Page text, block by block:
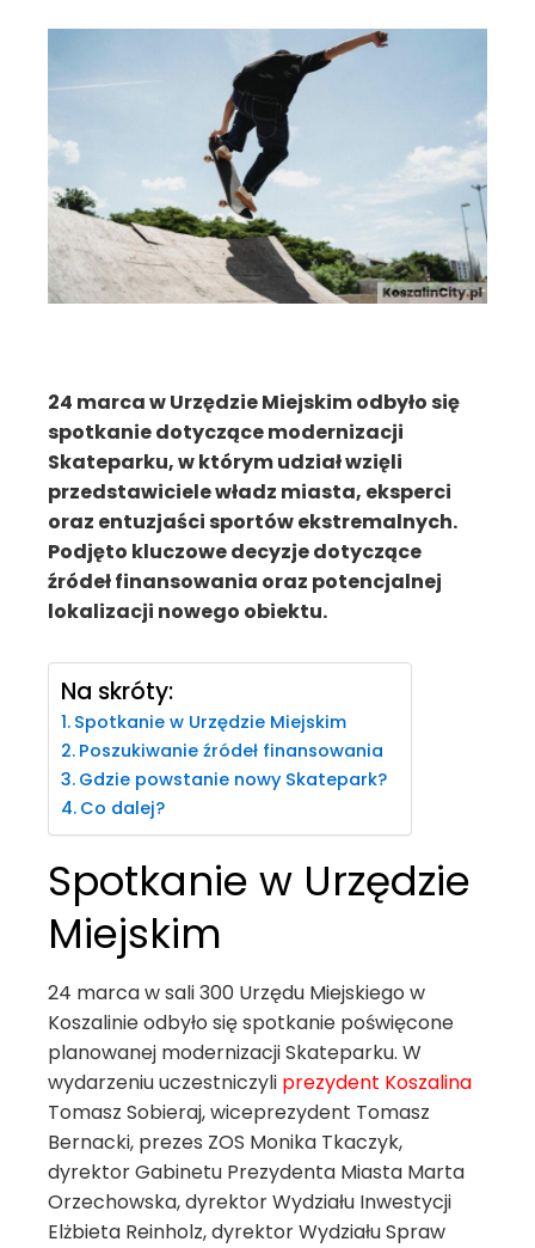
24 marca w Urzędzie Miejskim odbyło się
spotkanie dotyczące modernizacji
Skateparku, w którym udział wzięli
przedstawiciele władz miasta, eksperci
oraz entuzjaści sportów ekstremalnych.
Podjęto kluczowe decyzje dotyczące
źródeł finansowania oraz potencjalnej
lokalizacji nowego obiektu.
Na skróty:
Spotkanie w Urzędzie Miejskim
Poszukiwanie źródeł finansowania
Gdzie powstanie nowy Skatepark?
Co dalej?
Spotkanie w Urzędzie
Miejskim
24 marca w sali 300 Urzędu Miejskiego w
Koszalinie odbyło się spotkanie poświęcone
planowanej modernizacji Skateparku. W
wydarzeniu uczestniczyli prezydent Koszalina
Tomasz Sobieraj, wiceprezydent Tomasz
Bernacki, prezes ZOS Monika Tkaczyk,
dyrektor Gabinetu Prezydenta Miasta Marta
Orzechowska, dyrektor Wydziału Inwestycji
Elżbieta Reinholz, dyrektor Wydziału Spraw